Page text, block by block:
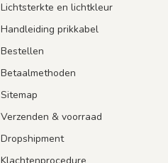
Lichtsterkte en lichtkleur
Handleiding prikkabel
Bestellen
Betaalmethoden
Sitemap
Verzenden & voorraad
Dropshipment
Klachtenprocedure